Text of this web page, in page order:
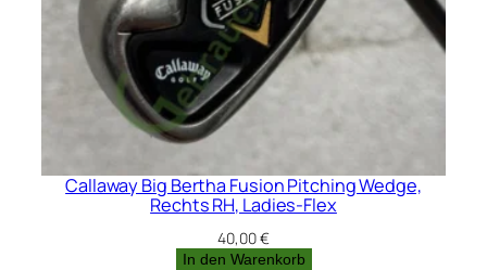
Callaway Big Bertha Fusion Pitching Wedge,
Rechts RH, Ladies-Flex
40,00€
In den Warenkorb